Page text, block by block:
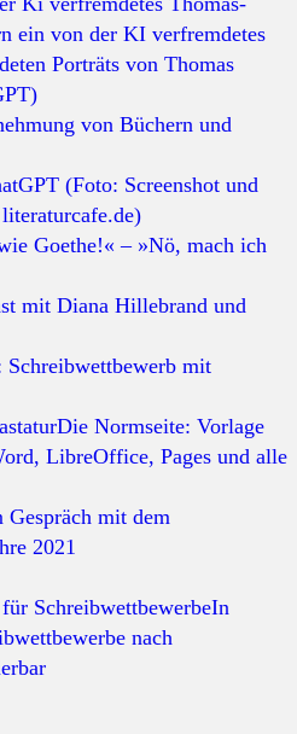
von Büchern und
Goethe!« – »Nö, mach ich
Schreibwettbewerb mit
Die Normseite: Vorlage
LibreOffice, Pages und alle
In
nach